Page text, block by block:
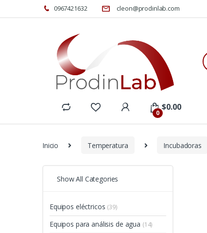
0967421632 cleon@prodinlab.com
0
$0.00
Inicio Temperatura Incubadoras
Show All Categories
Equipos eléctricos (39)
Equipos para análisis de agua (14)